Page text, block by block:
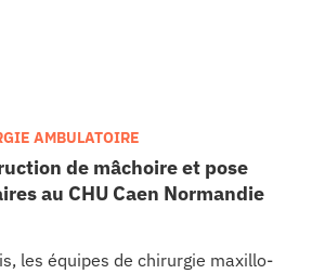
de mâchoire et pose
au CHU Caen Normandie
AMBULATOIRE
les équipes de chirurgie maxillo-